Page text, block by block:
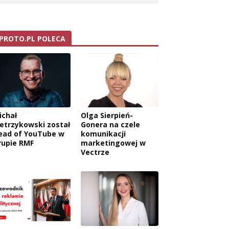
PROTO.PL POLECA
został
of YouTube w
RMF
Olga Sierpień-
Gonera na czele
komunikacji
marketingowej w
Vectrze